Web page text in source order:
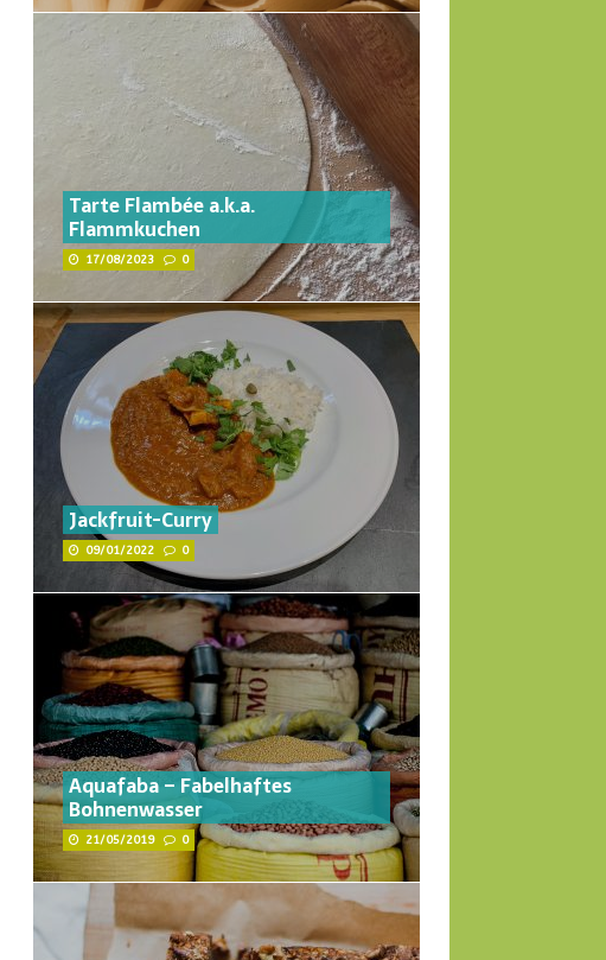
Tarte Flambée a.k.a.
Flammkuchen
17/08/2023 0
Jackfruit-Curry
09/01/2022 0
Aquafaba – Fabelhaftes
Bohnenwasser
21/05/2019 0